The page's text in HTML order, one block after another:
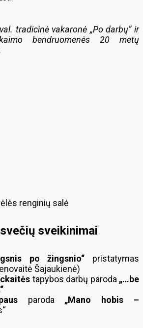
tradicinė vakaronė „Po darbų” ir
bendruomenės 20 metų
renginių salė
večių sveikinimai
po žingsnio“ pristatymas
Šajaukienė)
tapybos darbų paroda „…be
paroda „Mano hobis –